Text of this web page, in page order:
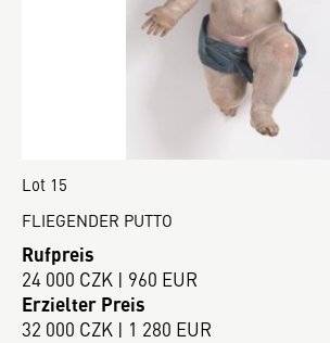
Lot 15
FLIEGENDER PUTTO
Rufpreis
24 000 CZK | 960 EUR
Erzielter Preis
32 000 CZK | 1 280 EUR